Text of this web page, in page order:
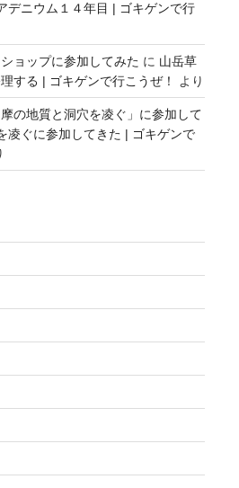
デニウム１４年目 | ゴキゲンで行
ョップに参加してみた に 山岳草
する | ゴキゲンで行こうぜ！
より
の地質と洞穴を凌ぐ」に参加して
凌ぐに参加してきた | ゴキゲンで